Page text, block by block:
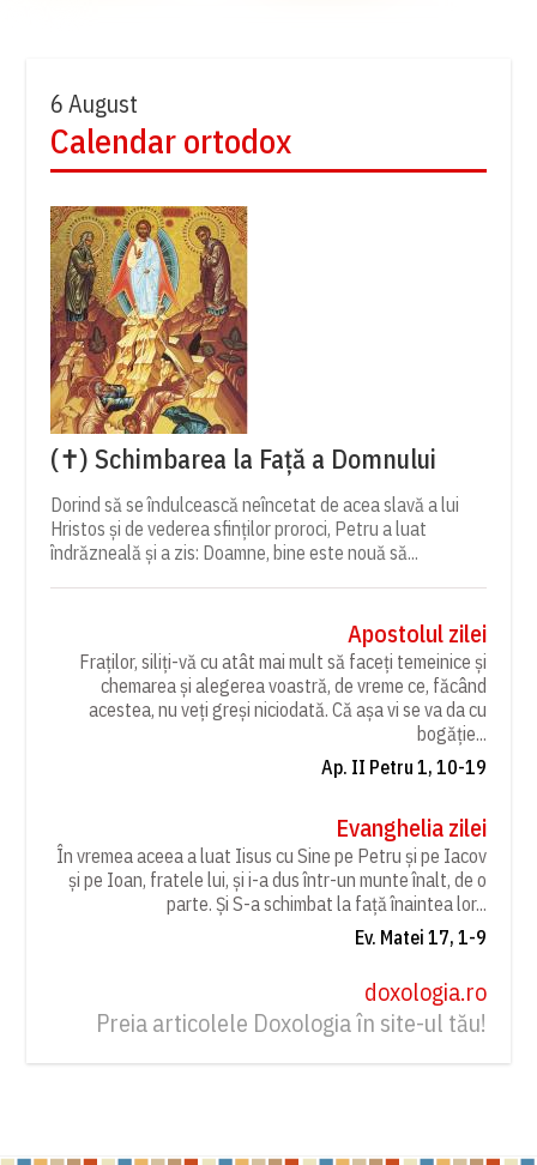
6 August
Calendar ortodox
(✝) Schimbarea la Față a Domnului
Dorind să se îndulcească neîncetat de acea slavă a lui
Hristos și de vederea sfinților proroci, Petru a luat
îndrăzneală și a zis: Doamne, bine este nouă să...
Apostolul zilei
Fraților, siliți-vă cu atât mai mult să faceți temeinice și
chemarea și alegerea voastră, de vreme ce, făcând
acestea, nu veți greși niciodată. Că așa vi se va da cu
bogăție...
Ap. II Petru 1, 10-19
Evanghelia zilei
În vremea aceea a luat Iisus cu Sine pe Petru și pe Iacov
și pe Ioan, fratele lui, și i-a dus într-un munte înalt, de o
parte. Și S-a schimbat la față înaintea lor...
Ev. Matei 17, 1-9
doxologia.ro
Preia articolele Doxologia în site-ul tău!